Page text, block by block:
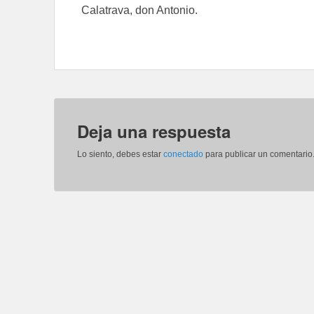
Calatrava, don Antonio.
Deja una respuesta
Lo siento, debes estar conectado para publicar un comentario.